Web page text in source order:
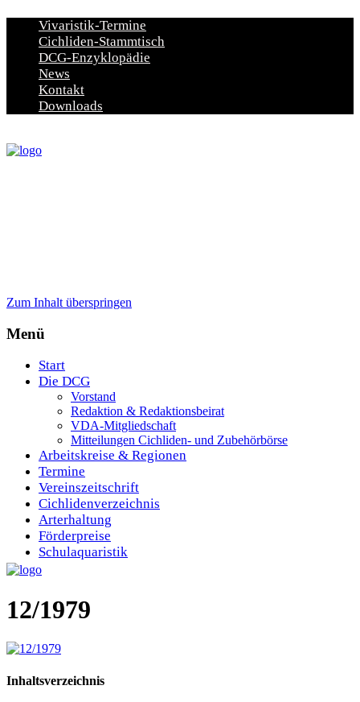
Vivaristik-Termine
Cichliden-Stammtisch
DCG-Enzyklopädie
News
Kontakt
Downloads
Zum Inhalt überspringen
Menü
Start
Die DCG
Vorstand
Redaktion & Redaktionsbeirat
VDA-Mitgliedschaft
Mitteilungen Cichliden- und Zubehörbörse
Arbeitskreise & Regionen
Termine
Vereinszeitschrift
Cichlidenverzeichnis
Arterhaltung
Förderpreise
Schulaquaristik
12/1979
Inhaltsverzeichnis